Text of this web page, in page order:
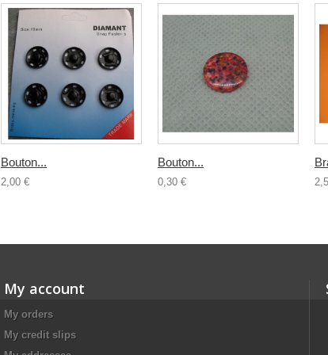
Bouton...
2,00 €
Bouton...
0,30 €
My account
My orders
My credit slips